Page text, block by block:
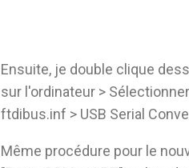
Ensuite, je double clique
sur l'ordinateur >
ftdibus.inf > USB Serial
Même procédure pour le